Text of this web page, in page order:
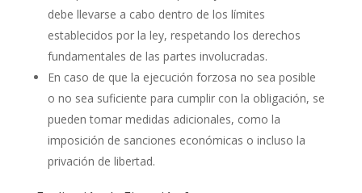
debe llevarse a cabo dentro de los límites
establecidos por la ley, respetando los derechos
fundamentales de las partes involucradas.
En caso de que la ejecución forzosa no sea posible
o no sea suficiente para cumplir con la obligación, se
pueden tomar medidas adicionales, como la
imposición de sanciones económicas o incluso la
privación de libertad.